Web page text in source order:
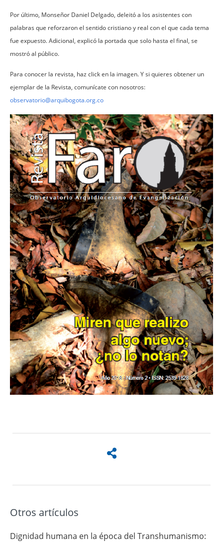
Por último, Monseñor Daniel Delgado, deleitó a los asistentes con
palabras que reforzaron el sentido cristiano y real con el que cada tema
fue expuesto. Adicional, explicó la portada que solo hasta el final, se
mostró al público.
Para conocer la revista, haz click en la imagen. Y si quieres obtener un
ejemplar de la Revista, comunícate con nosotros:
observatorio@arquibogota.org.co
Otros artículos
Dignidad humana en la época del Transhumanismo: